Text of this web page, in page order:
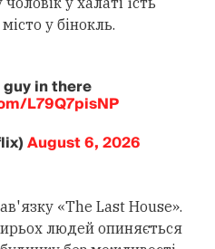
у бінокль.
in there
L79Q7pisNP
August 6, 2026
«The Last House».
людей опиняється